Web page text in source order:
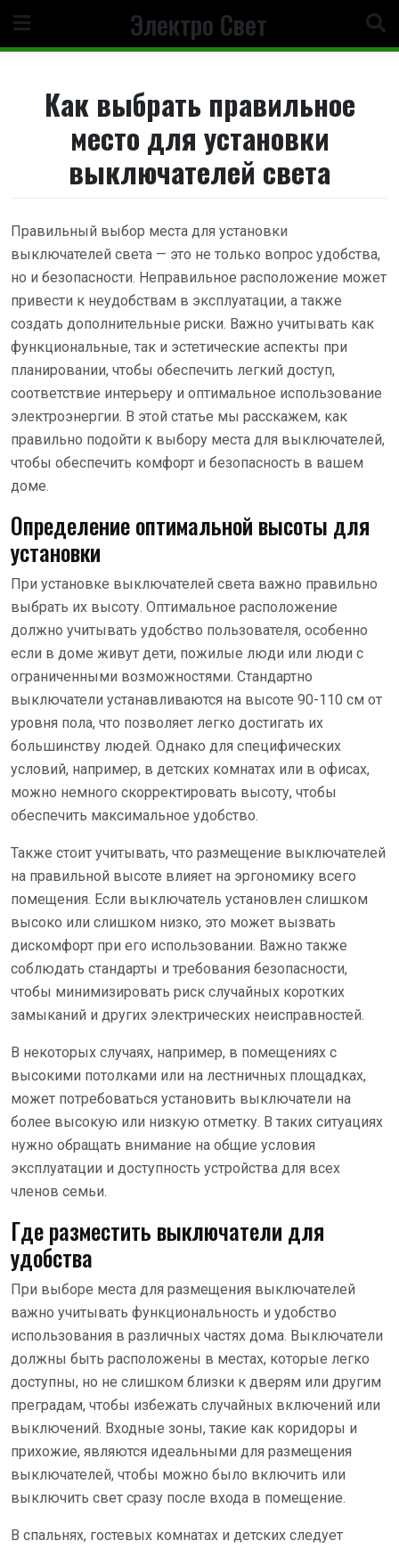
содержанию
Электро Свет
Как выбрать правильное
место для установки
выключателей света
Правильный выбор места для установки
выключателей света — это не только вопрос удобства,
но и безопасности. Неправильное расположение может
привести к неудобствам в эксплуатации, а также
создать дополнительные риски. Важно учитывать как
функциональные, так и эстетические аспекты при
планировании, чтобы обеспечить легкий доступ,
соответствие интерьеру и оптимальное использование
электроэнергии. В этой статье мы расскажем, как
правильно подойти к выбору места для выключателей,
чтобы обеспечить комфорт и безопасность в вашем
доме.
Определение оптимальной высоты для
установки
При установке выключателей света важно правильно
выбрать их высоту. Оптимальное расположение
должно учитывать удобство пользователя, особенно
если в доме живут дети, пожилые люди или люди с
ограниченными возможностями. Стандартно
выключатели устанавливаются на высоте 90-110 см от
уровня пола, что позволяет легко достигать их
большинству людей. Однако для специфических
условий, например, в детских комнатах или в офисах,
можно немного скорректировать высоту, чтобы
обеспечить максимальное удобство.
Также стоит учитывать, что размещение выключателей
на правильной высоте влияет на эргономику всего
помещения. Если выключатель установлен слишком
высоко или слишком низко, это может вызвать
дискомфорт при его использовании. Важно также
соблюдать стандарты и требования безопасности,
чтобы минимизировать риск случайных коротких
замыканий и других электрических неисправностей.
В некоторых случаях, например, в помещениях с
высокими потолками или на лестничных площадках,
может потребоваться установить выключатели на
более высокую или низкую отметку. В таких ситуациях
нужно обращать внимание на общие условия
эксплуатации и доступность устройства для всех
членов семьи.
Где разместить выключатели для
удобства
При выборе места для размещения выключателей
важно учитывать функциональность и удобство
использования в различных частях дома. Выключатели
должны быть расположены в местах, которые легко
доступны, но не слишком близки к дверям или другим
преградам, чтобы избежать случайных включений или
выключений. Входные зоны, такие как коридоры и
прихожие, являются идеальными для размещения
выключателей, чтобы можно было включить или
выключить свет сразу после входа в помещение.
В спальнях, гостевых комнатах и детских следует